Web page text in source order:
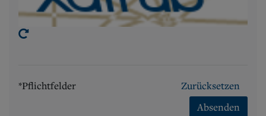
*Pflichtfelder
Zurücksetzen
Absenden